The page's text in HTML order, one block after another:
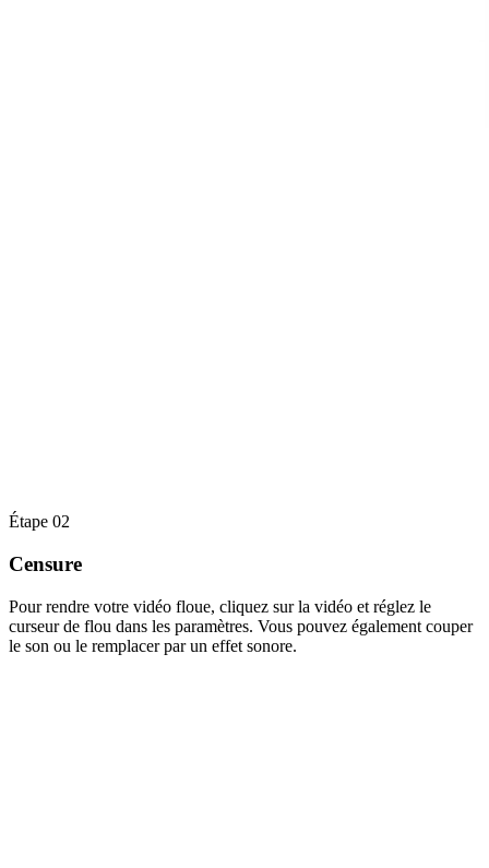
Étape 02
Censure
Pour rendre votre vidéo floue, cliquez sur la vidéo et réglez le
curseur de flou dans les paramètres. Vous pouvez également couper
le son ou le remplacer par un effet sonore.